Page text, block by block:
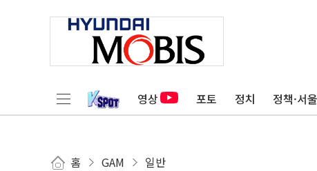
영상 포토 정치 정책·서울
홈 GAM 일반